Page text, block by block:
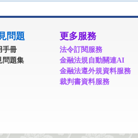
問題
手冊
問題集
更多服務
法令訂閱服務
金融法規自動關連AI
金融法遵外規資料服務
裁判書資料服務